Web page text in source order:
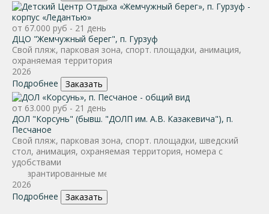
от 67.000 руб - 21 день
ДЦО "Жемчужный берег", п. Гурзуф
Свой пляж, парковая зона, спорт. площадки, анимация,
охраняемая территория
2026
Подробнее
Заказать
от 63.000 руб - 21 день
ДОЛ "Корсунь" (бывш. "ДОЛП им. А.В. Казакевича"), п.
Песчаное
Свой пляж, парковая зона, спорт. площадки, шведский
стол, анимация, охраняемая территория, номера с
удобствами
2026
Подробнее
Заказать